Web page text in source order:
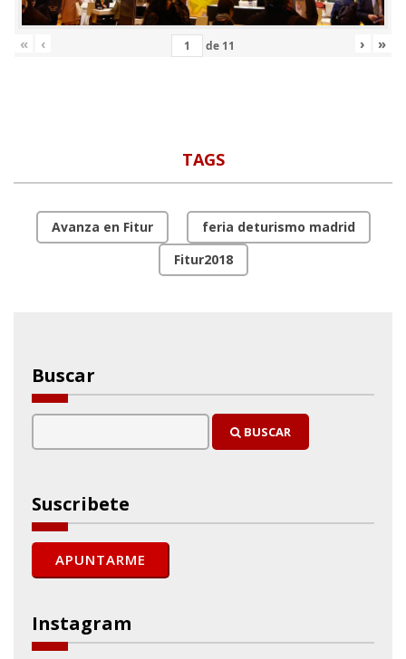
« ‹ de 11 › »
TAGS
Avanza en Fitur
feria deturismo madrid
Fitur2018
Buscar
BUSCAR
Suscribete
Instagram